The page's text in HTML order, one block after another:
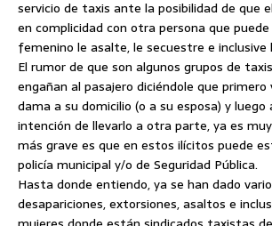
servicio de taxis ante la posibilidad de que
en complicidad con otra persona que
femenino le asalte, le secuestre e inclusive
El rumor de que son algunos grupos de
engañan al pasajero diciéndole que primero
dama a su domicilio (o a su esposa) y luego
intención de llevarlo a otra parte, ya es
más grave es que en estos ilícitos puede
policía municipal y/o de Seguridad Pública.
Hasta donde entiendo, ya se han dado
desapariciones, extorsiones, asaltos e